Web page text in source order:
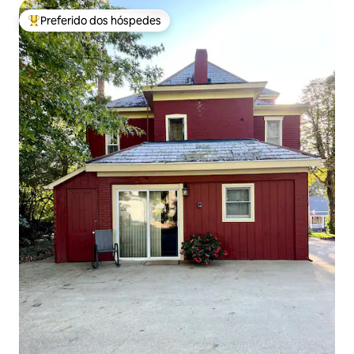
Entre os melhores preferidos dos hóspedes
Preferido dos hóspedes